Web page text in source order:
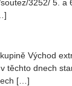
3252/ 5. a
Východ
těchto dnech
[…]